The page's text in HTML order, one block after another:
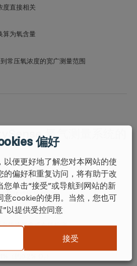
度直接相关
算为氧含量
常压氧浓度的宽广测量范围
氧气测量系统的
描述
瓶体或样品内容物
千次，适合长期追踪
快速筛查或在线检测
优于读数的5%
偏好
便更好地了解您对本网站的使
的偏好和重复访问，将有助于改
单击“接受”或导航到网站的新
意cookie的使用。当然，您也可
以提供受控同意
接受